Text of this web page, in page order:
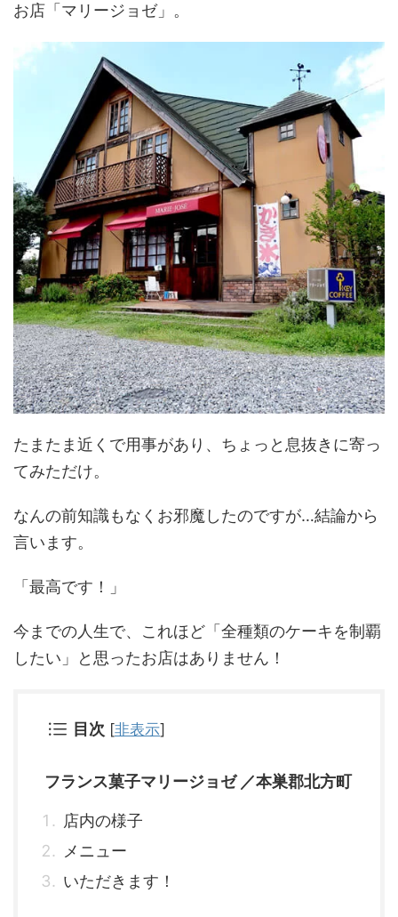
お店「マリージョゼ」。
たまたま近くで用事があり、ちょっと息抜きに寄っ
てみただけ。
なんの前知識もなくお邪魔したのですが…結論から
言います。
「最高です！」
今までの人生で、これほど「全種類のケーキを制覇
したい」と思ったお店はありません！
目次 [非表示]
フランス菓子マリージョゼ ／本巣郡北方町
店内の様子
メニュー
いただきます！